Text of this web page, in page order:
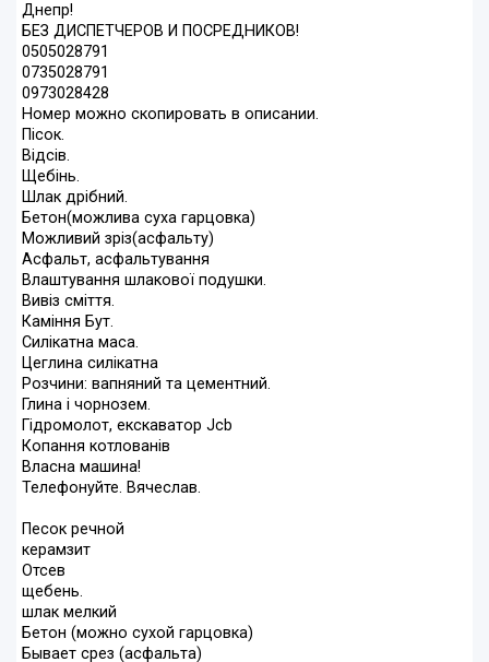
Днепр!
БЕЗ ДИСПЕТЧЕРОВ И ПОСРЕДНИКОВ!
0505028791
0735028791
0973028428
Номер можно скопировать в описании.
Пісок.
Відсів.
Щебінь.
Шлак дрібний.
Бетон(можлива суха гарцовка)
Можливий зріз(асфальту)
Асфальт, асфальтування
Влаштування шлакової подушки.
Вивіз сміття.
Каміння Бут.
Силікатна маса.
Цеглина силікатна
Розчини: вапняний та цементний.
Глина і чорнозем.
Гідромолот, екскаватор Jcb
Копання котлованів
Власна машина!
Телефонуйте. Вячеслав.
Песок речной
керамзит
Отсев
щебень.
шлак мелкий
Бетон (можно сухой гарцовка)
Бывает срез (асфальта)